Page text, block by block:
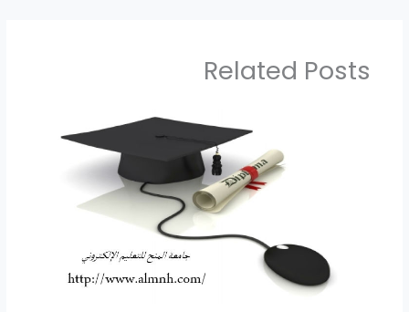
Related Posts